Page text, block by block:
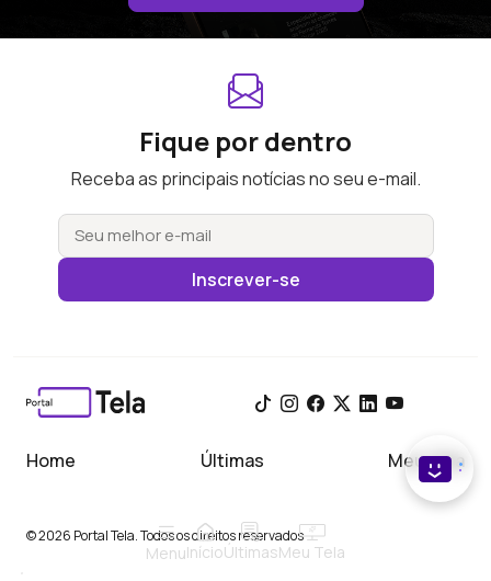
MenuInícioÚltimasMeu Tela
Fique por dentro
Receba as principais notícias no seu e-mail.
Inscrever-se
Home Últimas Meu Tela
© 2026 Portal Tela. Todos os direitos reservados